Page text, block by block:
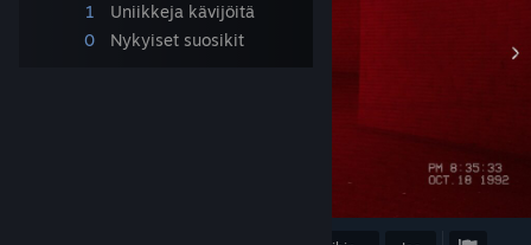
Hanki Steam-mobiilisovellus
1
Uniikkeja kävijöitä
0
Nykyiset suosikit